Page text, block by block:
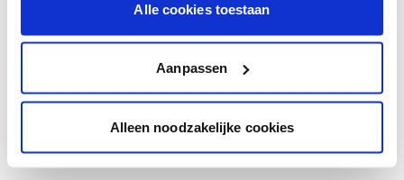
Alle cookies toestaan
Aanpassen
Alleen noodzakelijke cookies
en couleur.
l'éclairage et de votre mobilier.
Obtenez un contrôle technologique de vos